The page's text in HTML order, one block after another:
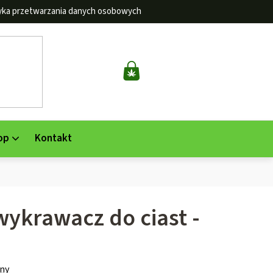
przetwarzania danych osobowych
KOSZYK
Kontakt
do ciast -